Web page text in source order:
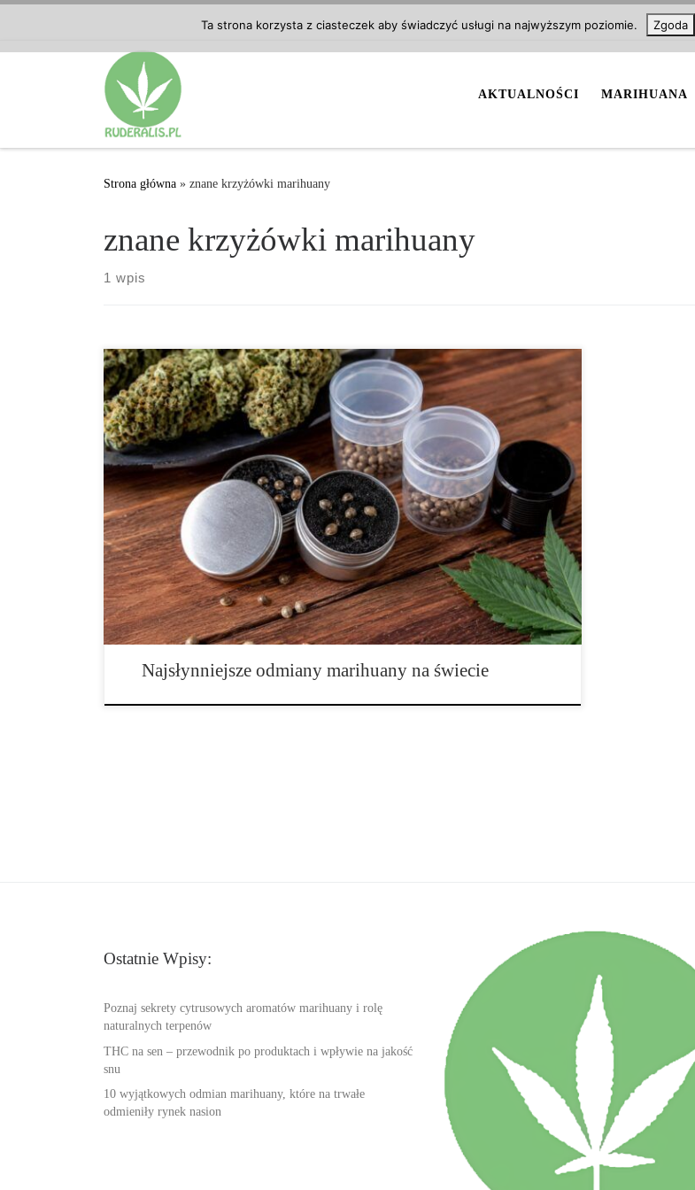
AKTUALNOŚCI MARIHUANA
Strona główna » znane krzyżówki marihuany
znane krzyżówki marihuany
1 wpis
Najbardziej znane krzyżówki w historii marihuany Początki nowoczesnej hodowli
odmian konopi Historia współczesnych odmian marihuany to opowieść o wieloletniej
pracy hodowców, którzy przez dekady starali się łączyć najlepsze cechy różnych roślin
w celu uzyskania coraz bardziej stabilnych, wydajnych oraz charakterystycznych
genetyk. Dzisiejszy świat konopi wygląda zupełnie inaczej niż jeszcze kilkadziesiąt […]
Najsłynniejsze odmiany marihuany na świecie
Ostatnie Wpisy:
Poznaj sekrety cytrusowych aromatów marihuany i rolę
naturalnych terpenów
THC na sen – przewodnik po produktach i wpływie na jakość
snu
10 wyjątkowych odmian marihuany, które na trwałe
odmieniły rynek nasion
Ta strona korzysta z ciasteczek aby świadczyć usługi na najwyższym poziomie. Zgoda